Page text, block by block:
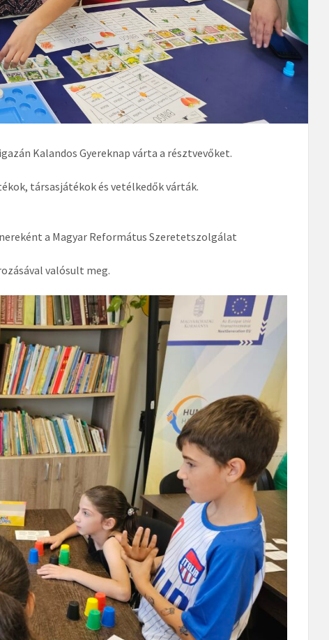
Kalandos Gyereknap várta a résztvevőket.
társasjátékok és vetélkedők várták.
a Magyar Református Szeretetszolgálat
valósult meg.